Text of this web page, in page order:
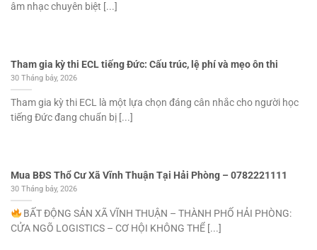
âm nhạc chuyên biệt [...]
Tham gia kỳ thi ECL tiếng Đức: Cấu trúc, lệ phí và mẹo ôn thi
30 Tháng bảy, 2026
Tham gia kỳ thi ECL là một lựa chọn đáng cân nhắc cho người học
tiếng Đức đang chuẩn bị [...]
Mua BĐS Thổ Cư Xã Vĩnh Thuận Tại Hải Phòng – 0782221111
30 Tháng bảy, 2026
BẤT ĐỘNG SẢN XÃ VĨNH THUẬN – THÀNH PHỐ HẢI PHÒNG:
CỬA NGÕ LOGISTICS – CƠ HỘI KHÔNG THỂ [...]